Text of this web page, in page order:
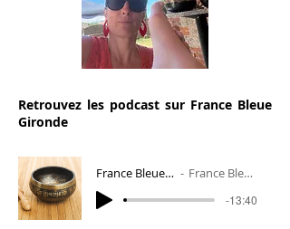
Retrouvez les podcast sur France Bleue
Gironde
France Bleue Gironde - Nov 2020 - La son France Bleue Gironde - La sonothérapie
-13:40